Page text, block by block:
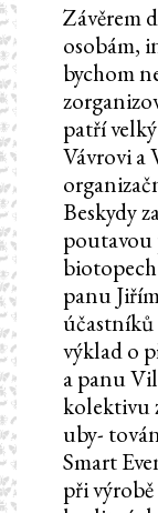
Závěrem
osobám,
bychom
patří
Vávrovi a
Beskydy
poutavou
panu
výklad o
a panu
kolektivu
uby-
Smart
při